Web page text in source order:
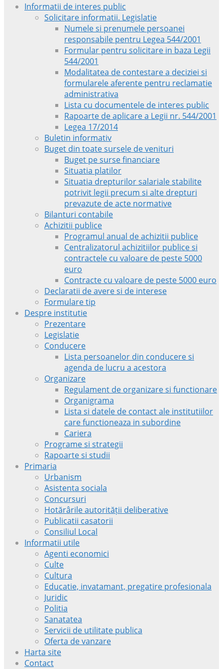
Informatii de interes public
Solicitare informatii. Legislatie
Numele si prenumele persoanei
responsabile pentru Legea 544/2001
Formular pentru solicitare in baza Legii
544/2001
Modalitatea de contestare a deciziei si
formularele aferente pentru reclamatie
administrativa
Lista cu documentele de interes public
Rapoarte de aplicare a Legii nr. 544/2001
Legea 17/2014
Buletin informativ
Buget din toate sursele de venituri
Buget pe surse financiare
Situatia platilor
Situatia drepturilor salariale stabilite
potrivit legii precum si alte drepturi
prevazute de acte normative
Bilanturi contabile
Achizitii publice
Programul anual de achizitii publice
Centralizatorul achizitiilor publice si
contractele cu valoare de peste 5000
euro
Contracte cu valoare de peste 5000 euro
Declaratii de avere si de interese
Formulare tip
Despre institutie
Prezentare
Legislatie
Conducere
Lista persoanelor din conducere si
agenda de lucru a acestora
Organizare
Regulament de organizare si functionare
Organigrama
Lista si datele de contact ale institutiilor
care functioneaza in subordine
Cariera
Programe si strategii
Rapoarte si studii
Primaria
Urbanism
Asistenta sociala
Concursuri
Hotărârile autorității deliberative
Publicatii casatorii
Consiliul Local
Informatii utile
Agenti economici
Culte
Cultura
Educatie, invatamant, pregatire profesionala
Juridic
Politia
Sanatatea
Servicii de utilitate publica
Oferta de vanzare
Harta site
Contact